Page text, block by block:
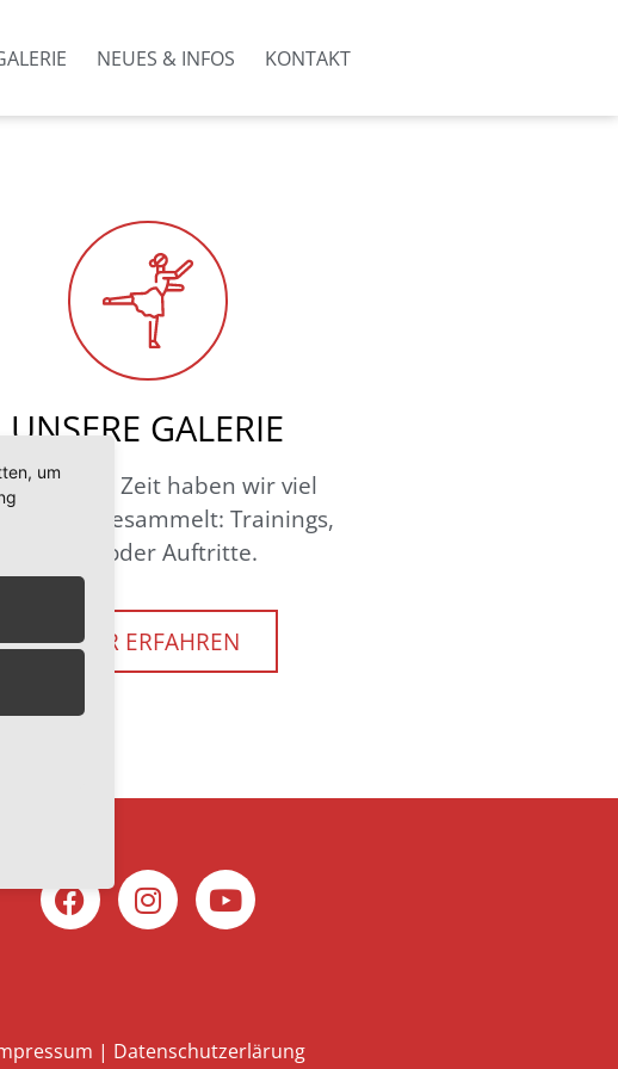
NEUES & INFOS KONTAKT
UNSERE GALERIE
Laufe der Zeit haben wir viel
gesammelt: Trainings,
Kurse oder Auftritte.
MEHR ERFAHREN
| Datenschutzerlärung
um